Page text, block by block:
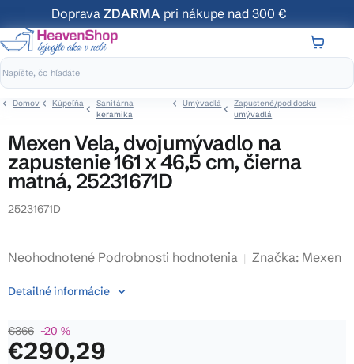
na
obsah
Doprava ZDARMA pri nákupe nad 300 €
Domov Kúpeľňa
Sanitárna
keramika
Umývadlá
Zapustené/pod dosku
umývadlá
Mexen Vela, dvojumývadlo na
zapustenie 161 x 46,5 cm, čierna
matná, 25231671D
25231671D
Priemerné
produktu
0,0
z
Neohodnotené Podrobnosti hodnotenia Značka: Mexen
€366 –20 %
€290,29
Detailné informácie